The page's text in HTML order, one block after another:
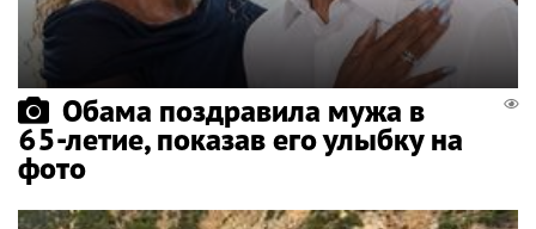
Обама поздравила мужа в
65-летие, показав его улыбку на
фото